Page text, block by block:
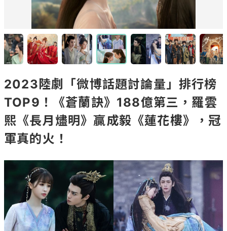
2023陸劇「微博話題討論量」排行榜
TOP9！《蒼蘭訣》188億第三，羅雲
熙《長月燼明》贏成毅《蓮花樓》，冠
軍真的火！